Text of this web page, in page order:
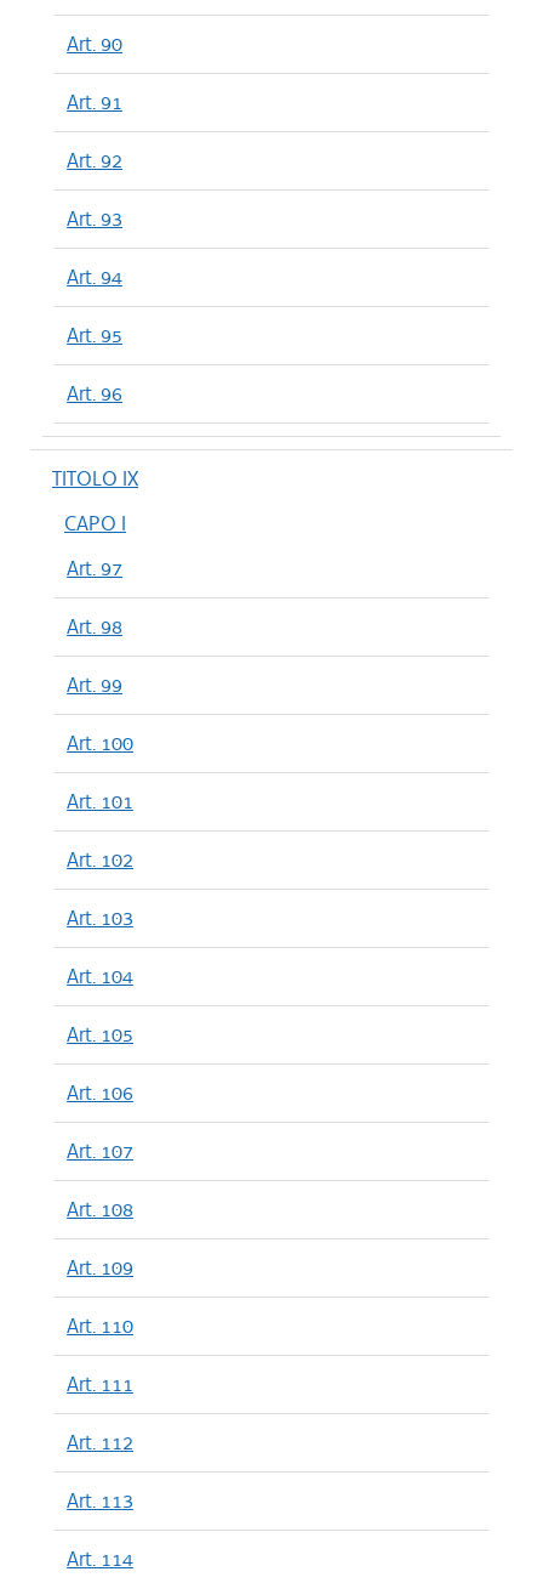
Art. 90
Art. 91
Art. 92
Art. 93
Art. 94
Art. 95
Art. 96
TITOLO IX
CAPO I
Art. 97
Art. 98
Art. 99
Art. 100
Art. 101
Art. 102
Art. 103
Art. 104
Art. 105
Art. 106
Art. 107
Art. 108
Art. 109
Art. 110
Art. 111
Art. 112
Art. 113
Art. 114